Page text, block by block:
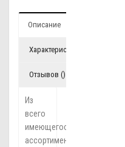
Описание
Характеристики
Отзывов ()
Из
всего
имеющегося
ассортимента,